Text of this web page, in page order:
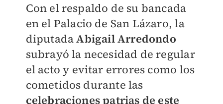
Con el respaldo de su bancada
en el Palacio de San Lázaro, la
diputadaAbigail Arredondo
subrayó la necesidad de regular
el acto y evitar errores como los
cometidos durante las
celebraciones patrias de este